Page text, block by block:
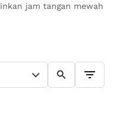
jam tangan mewah